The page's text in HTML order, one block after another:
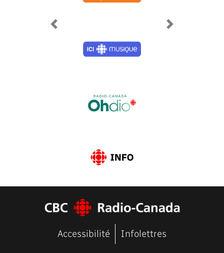
Previous Next
Accessibilité Infolettres